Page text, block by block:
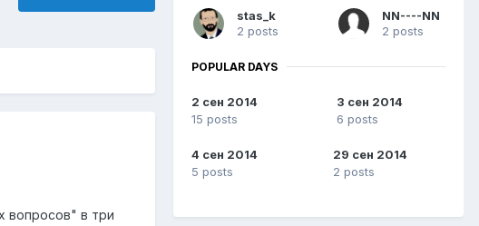
вопросов" в три
stas_k
2 posts
NN----NN
2 posts
POPULAR DAYS
2 сен 2014
15 posts
3 сен 2014
6 posts
4 сен 2014
5 posts
29 сен 2014
2 posts